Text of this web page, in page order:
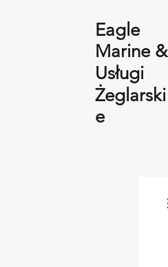
Eagle
Marine &
Usługi
Żeglarski
e